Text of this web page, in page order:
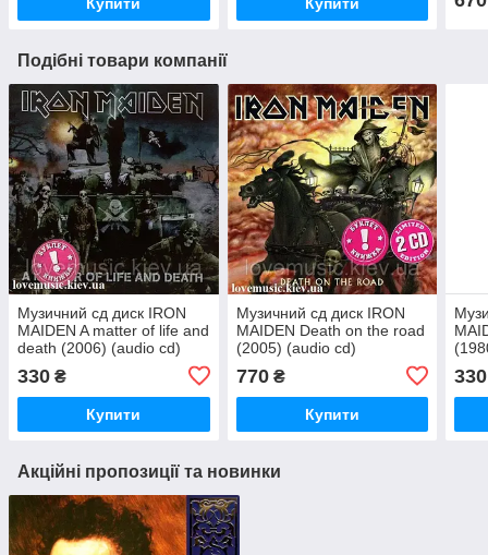
Подібні товари компанії
Музичний сд диск IRON
MAIDEN A matter of life and
death (2006) (audio cd)
330 ₴
Купити
Музичний сд диск IRON
MAIDEN Death on the road
(2005) (audio cd)
770₴
Купити
330
Акційні пропозиції та новинки